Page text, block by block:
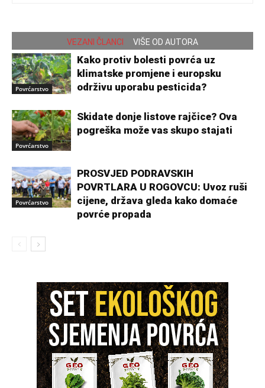
VEZANI ČLANCI VIŠE OD AUTORA
Povrćarstvo
Kako protiv bolesti povrća uz
klimatske promjene i europsku
održivu uporabu pesticida?
Povrćarstvo
Skidate donje listove rajčice? Ova
pogreška može vas skupo stajati
Povrćarstvo
PROSVJED PODRAVSKIH
POVRTLARA U ROGOVCU: Uvoz ruši
cijene, država gleda kako domaće
povrće propada